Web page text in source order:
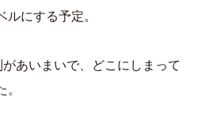
にする予定。
あいまいで、どこにしまって